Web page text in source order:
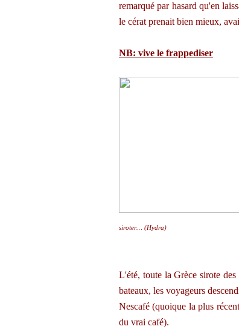
remarqué par hasard qu'en
le cérat prenait bien mieux,
NB: vive le frappediser
siroter… (Hydra)
L'été, toute la Grèce sirote
bateaux, les voyageurs
Nescafé (quoique la plus
du vrai café).